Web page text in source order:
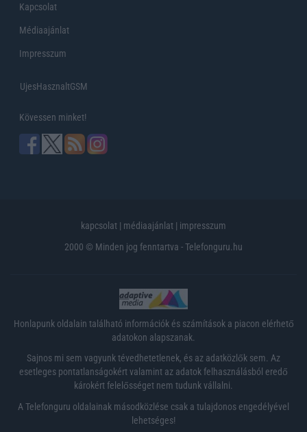
Kapcsolat
Médiaajánlat
Impresszum
UjesHasznaltGSM
Kövessen minket!
kapcsolat | médiaajánlat | impresszum
2000 © Minden jog fenntartva - Telefonguru.hu
Honlapunk oldalain található információk és számítások a piacon elérhető
adatokon alapszanak.
Sajnos mi sem vagyunk tévedhetetlenek, és az adatközlők sem. Az
esetleges pontatlanságokért valamint az adatok felhasználásból eredő
károkért felelősséget nem tudunk vállalni.
A Telefonguru oldalainak másodközlése csak a tulajdonos engedélyével
lehetséges!